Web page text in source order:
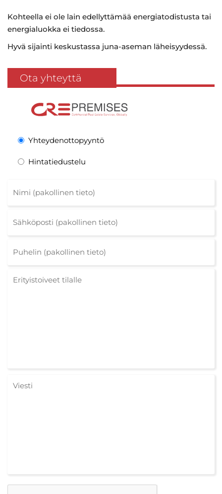
Kohteella ei ole lain edellyttämää energiatodistusta tai
energialuokka ei tiedossa.
Hyvä sijainti keskustassa juna-aseman läheisyydessä.
Ota yhteyttä
Yhteydenottopyyntö
Hintatiedustelu